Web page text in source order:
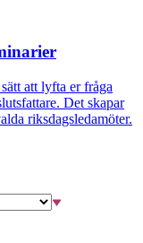
att lyfta er fråga
Det skapar
riksdagsledamöter.